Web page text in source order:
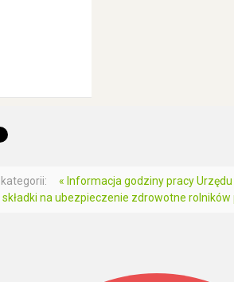
« Informacja godziny pracy Urzędu
na ubezpieczenie zdrowotne